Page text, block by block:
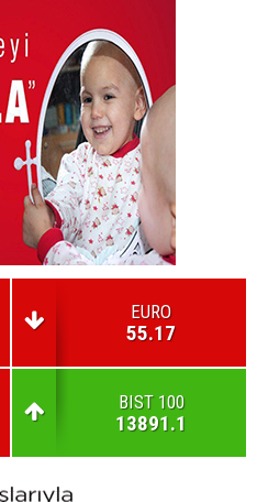
EURO
55.17
BIST 100
13891.1